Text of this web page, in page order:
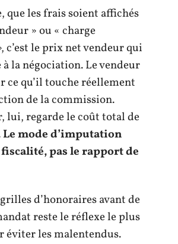
que les frais soient affichés
» ou « charge
c’est le prix net vendeur qui
à la négociation. Le vendeur
ce qu’il touche réellement
de la commission.
lui, regarde le coût total de
Le mode d’imputation
pas le rapport de
d’honoraires avant de
reste le réflexe le plus
éviter les malentendus.